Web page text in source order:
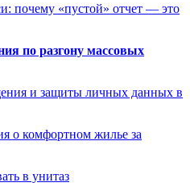
почему «пустой» отчет — это
по разгону массовых
и защиты личных данных в
о комфортном жилье за
в унитаз